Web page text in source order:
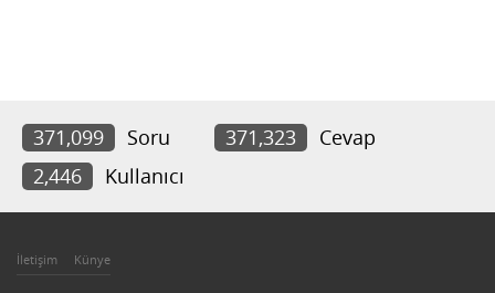
371,099 Soru 371,323
Cevap
2,446
Kullanıcı
İletişim Künye